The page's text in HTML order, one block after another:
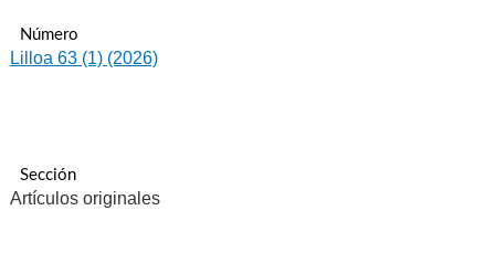
Número
Lilloa 63 (1) (2026)
Sección
Artículos originales